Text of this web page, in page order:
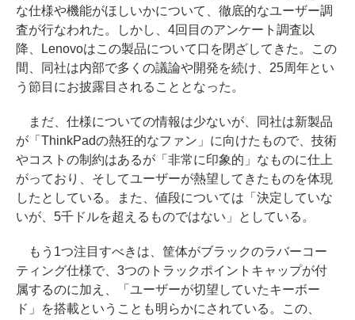
な仕様や機能がほしいかについて、徹底的なユーザー調
査が行なわれた。しかし、4回目のアンケート調査以
降、Lenovoはこの製品について口を閉ざしてきた。この
間、同社は内部で多くの議論や開発を続け、25周年とい
う節目にお披露目されることとなった。
まだ、仕様についての情報は少ないが、同社は新製品
が「ThinkPadの熱狂的なファン」に向けたもので、技術
やコストの制約はあるが「非常に印象的」なものに仕上
がっており、そしてユーザーが熱望してきたものを体現
したとしている。また、値段については「決定していな
いが、5千ドルを超えるものではない」としている。
もう1つ注目すべきは、筐体がブラックのラバーコー
ティング仕様で、3つのトラックポイントキャップが付
属するのに加え、「ユーザーが切望していたキーボー
ド」を搭載ということも明らかにされている。この、